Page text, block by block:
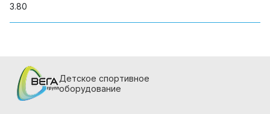
3.80
Детское спортивное
оборудование